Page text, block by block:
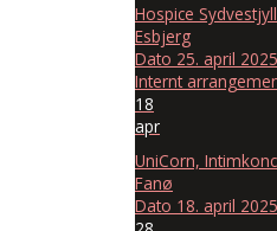
Hospice
Esbjerg
Dato 25. april 2025
Internt
18
apr
UniCorn,
Fanø
Dato 18. april 2025